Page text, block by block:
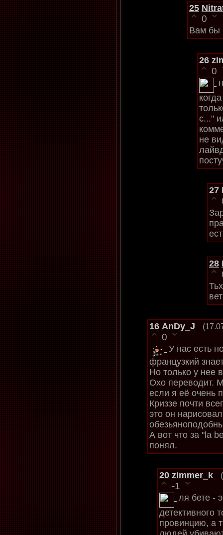
25
0
Вам бы
26
0
с..."
не
27
28
16 AnDy_J
0
У нас есть
французкий
Но только у нее
Охо переводит.
если я её очень
Криззе почти
это он
А вот что за "la
понял.
20 zimmer_k
-1
ля бете -
детективного
провинцию, а